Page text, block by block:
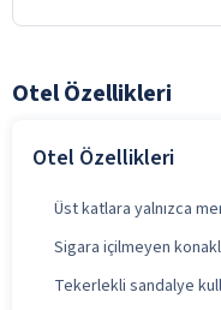
Otel Özellikleri
Otel Özellikleri
Üst katlara yalnızca
Sigara içilmeyen
Tekerlekli sandalye